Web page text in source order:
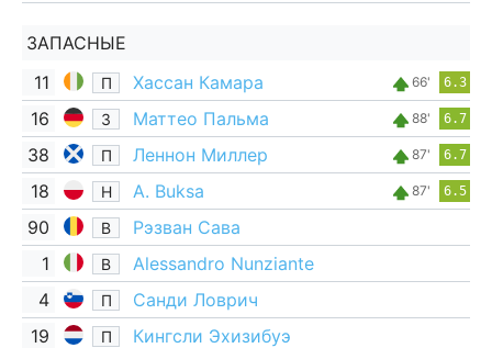
ЗАПАСНЫЕ
11
П Хассан Камара 66' 6.3
16 З Маттео Пальма 88' 6.7
38 П Леннон Миллер 87' 6.7
18 Н A. Buksa 87' 6.5
90 В
Рэзван Сава
1
В
Alessandro Nunziante
4
П
Санди Ловрич
19
П
Кингсли Эхизибуэ